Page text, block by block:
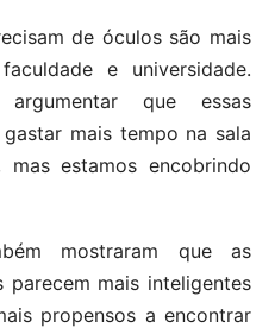
de óculos são mais
e universidade.
que essas
mais tempo na sala
estamos encobrindo
mostraram que as
parecem mais inteligentes
propensos a encontrar